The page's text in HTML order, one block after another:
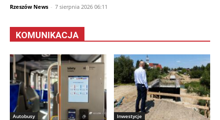
Rzeszów News - 7 sierpnia 2026 06:11
KOMUNIKACJA
Autobusy Inwestycje